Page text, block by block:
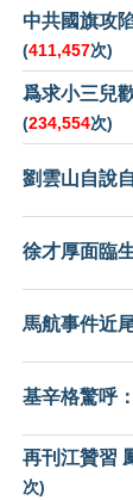
中共國旗攻
(411,457次)
爲求小三兒
(234,554次)
劉雲山自說
徐才厚面臨
馬航事件近
基辛格驚呼
再刊江贊習
次)